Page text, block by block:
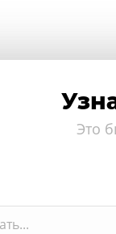
Это